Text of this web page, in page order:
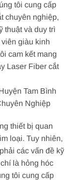
tôi cung cấp
chuyên nghiệp,
thuật và duy trì
giàu kinh
cam kết mang
Laser Fiber cắt
Tam Bình
Nghiệp
thiết bị quan
loại. Tuy nhiên,
các vấn đề kỹ
là hỏng hóc
tôi cung cấp